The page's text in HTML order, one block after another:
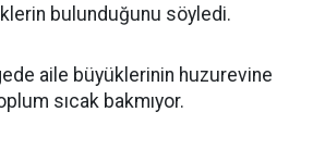
bulunduğunu söyledi.
aile büyüklerinin huzurevine
sıcak bakmıyor.